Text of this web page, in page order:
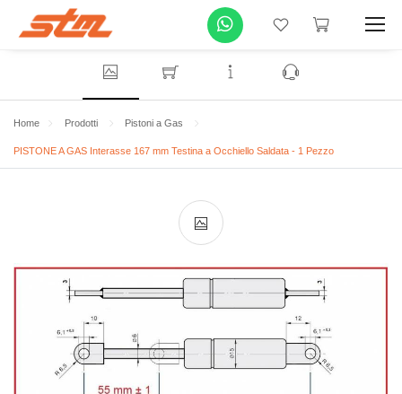
Home Prodotti Pistoni a Gas
PISTONE A GAS Interasse 167 mm Testina a Occhiello Saldata - 1 Pezzo